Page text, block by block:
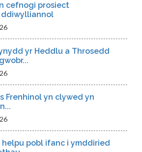
cefnogi prosiect
yr Heddlu a Throsedd
Frenhinol yn clywed yn
pobl ifanc i ymddiried